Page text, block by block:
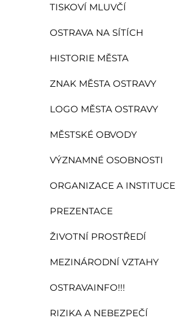
TISKOVÍ MLUVČÍ
OSTRAVA NA SÍTÍCH
HISTORIE MĚSTA
ZNAK MĚSTA OSTRAVY
LOGO MĚSTA OSTRAVY
MĚSTSKÉ OBVODY
VÝZNAMNÉ OSOBNOSTI
ORGANIZACE A INSTITUCE
PREZENTACE
ŽIVOTNÍ PROSTŘEDÍ
MEZINÁRODNÍ VZTAHY
OSTRAVAINFO!!!
RIZIKA A NEBEZPEČÍ